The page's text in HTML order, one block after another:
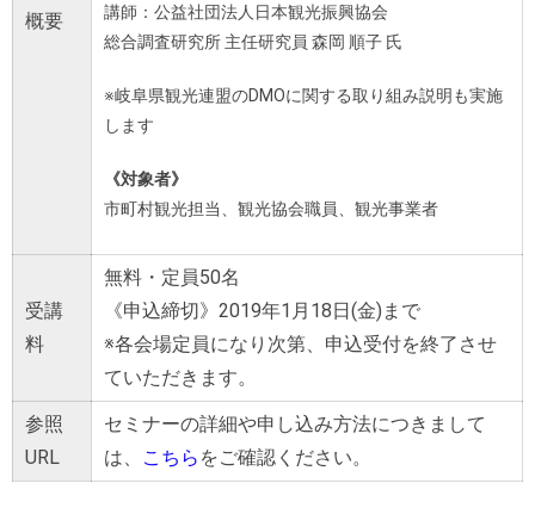
概要
講師：公益社団法人日本観光振興協会
総合調査研究所 主任研究員 森岡 順子 氏
※岐阜県観光連盟のDMOに関する取り組み説明も実施
します
《対象者》
市町村観光担当、観光協会職員、観光事業者
受講
料
無料・定員50名
《申込締切》2019年1月18日(金)まで
※各会場定員になり次第、申込受付を終了させ
ていただきます。
参照
URL
セミナーの詳細や申し込み方法につきまして
は、
こちら をご確認ください。